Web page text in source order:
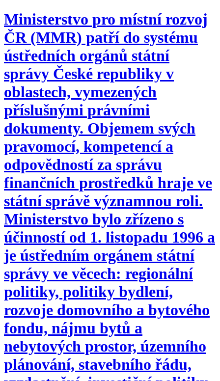
Ministerstvo pro místní rozvoj
ČR (MMR) patří do systému
ústředních orgánů státní
správy České republiky v
oblastech, vymezených
příslušnými právními
dokumenty. Objemem svých
pravomocí, kompetencí a
odpovědností za správu
finančních prostředků hraje ve
státní správě významnou roli.
Ministerstvo bylo zřízeno s
účinností od 1. listopadu 1996 a
je ústředním orgánem státní
správy ve věcech: regionální
politiky, politiky bydlení,
rozvoje domovního a bytového
fondu, nájmu bytů a
nebytových prostor, územního
plánování, stavebního řádu,